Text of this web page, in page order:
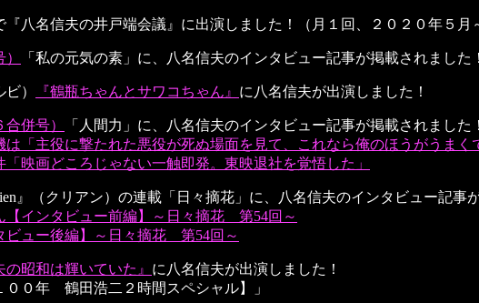
『八名信夫の井戸端会議』に出演しました！（月１回、２０２０年５月
「私の元気の素」に、八名信夫のインタビュー記事が掲載されました！
） 『鶴瓶ちゃんとサワコちゃん』 に八名信夫が出演しました！
併号）
「人間力」に、八名信夫のインタビュー記事が掲載されまし
「主役に撃たれた悪役が死ぬ場面を見て、これなら俺のほうがうまく
映画どころじゃない一触即発。東映退社を覚悟した」
』（クリアン）の連載「日々摘花」に、八名信夫のインタビュー記事
【インタビュー前編】～日々摘花 第54回～
ビュー後編】～日々摘花 第54回～
の昭和は輝いていた』 に八名信夫が出演しました！
００年 鶴田浩二２時間スペシャル】」